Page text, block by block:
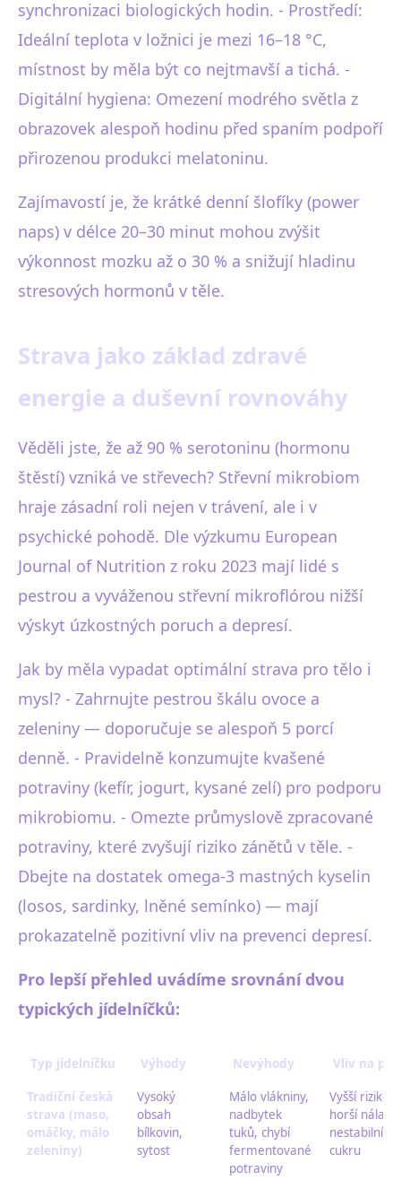
synchronizaci biologických hodin. - Prostředí:
Ideální teplota v ložnici je mezi 16–18 °C,
místnost by měla být co nejtmavší a tichá. -
Digitální hygiena: Omezení modrého světla z
obrazovek alespoň hodinu před spaním podpoří
přirozenou produkci melatoninu.
Zajímavostí je, že krátké denní šlofíky (power
naps) v délce 20–30 minut mohou zvýšit
výkonnost mozku až o 30 % a snižují hladinu
stresových hormonů v těle.
Strava jako základ zdravé
energie a duševní rovnováhy
Věděli jste, že až 90 % serotoninu (hormonu
štěstí) vzniká ve střevech? Střevní mikrobiom
hraje zásadní roli nejen v trávení, ale i v
psychické pohodě. Dle výzkumu European
Journal of Nutrition z roku 2023 mají lidé s
pestrou a vyváženou střevní mikroflórou nižší
výskyt úzkostných poruch a depresí.
Jak by měla vypadat optimální strava pro tělo i
mysl? - Zahrnujte pestrou škálu ovoce a
zeleniny — doporučuje se alespoň 5 porcí
denně. - Pravidelně konzumujte kvašené
potraviny (kefír, jogurt, kysané zelí) pro podporu
mikrobiomu. - Omezte průmyslově zpracované
potraviny, které zvyšují riziko zánětů v těle. -
Dbejte na dostatek omega-3 mastných kyselin
(losos, sardinky, lněné semínko) — mají
prokazatelně pozitivní vliv na prevenci depresí.
Pro lepší přehled uvádíme srovnání dvou
typických jídelníčků:
Typ jídelníčku Výhody Nevýhody Vliv na
Tradiční česká
strava (maso,
omáčky, málo
zeleniny)
Vysoký
obsah
bílkovin,
sytost
Málo vlákniny,
nadbytek
tuků, chybí
fermentované
potraviny
Vyšší riziko
horší
nestabilní
cukru